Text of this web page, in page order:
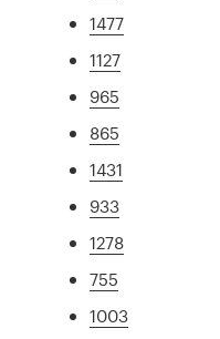
1477
1127
965
865
1431
933
1278
755
1003